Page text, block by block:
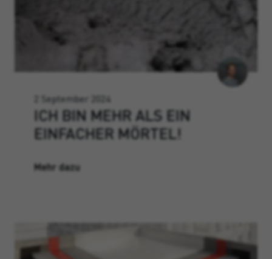
2 September 2024
ICH BIN MEHR ALS EIN
EINFACHER MÖRTEL!
Mehr dazu